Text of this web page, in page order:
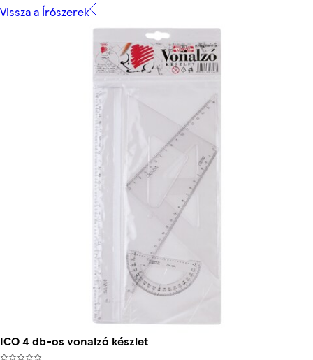
Vissza a Írószerek
ICO 4 db-os vonalzó készlet